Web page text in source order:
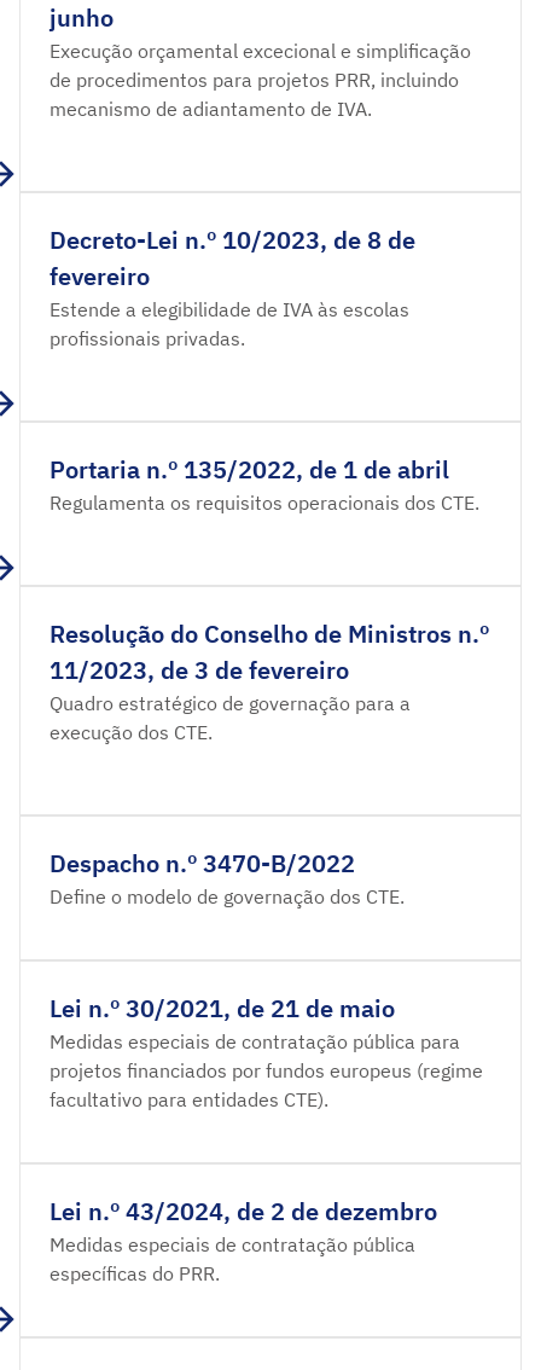
junho
Execução orçamental excecional e simplificação
de procedimentos para projetos PRR, incluindo
mecanismo de adiantamento de IVA.
Decreto-Lei n.º 10/2023, de 8 de
fevereiro
Estende a elegibilidade de IVA às escolas
profissionais privadas.
Portaria n.º 135/2022, de 1 de abril
Regulamenta os requisitos operacionais dos CTE.
Resolução do Conselho de Ministros n.º
11/2023, de 3 de fevereiro
Quadro estratégico de governação para a
execução dos CTE.
Despacho n.º 3470-B/2022
Define o modelo de governação dos CTE.
Lei n.º 30/2021, de 21 de maio
Medidas especiais de contratação pública para
projetos financiados por fundos europeus (regime
facultativo para entidades CTE).
Lei n.º 43/2024, de 2 de dezembro
Medidas especiais de contratação pública
específicas do PRR.